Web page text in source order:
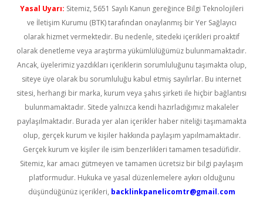
Yasal Uyarı: Sitemiz, 5651 Sayılı Kanun gereğince Bilgi Teknolojileri
ve İletişim Kurumu (BTK) tarafından onaylanmış bir Yer Sağlayıcı
olarak hizmet vermektedir. Bu nedenle, sitedeki içerikleri proaktif
olarak denetleme veya araştırma yükümlülüğümüz bulunmamaktadır.
Ancak, üyelerimiz yazdıkları içeriklerin sorumluluğunu taşımakta olup,
siteye üye olarak bu sorumluluğu kabul etmiş sayılırlar. Bu internet
sitesi, herhangi bir marka, kurum veya şahıs şirketi ile hiçbir bağlantısı
bulunmamaktadır. Sitede yalnızca kendi hazırladığımız makaleler
paylaşılmaktadır. Burada yer alan içerikler haber niteliği taşımamakta
olup, gerçek kurum ve kişiler hakkında paylaşım yapılmamaktadır.
Gerçek kurum ve kişiler ile isim benzerlikleri tamamen tesadüfidir.
Sitemiz, kar amacı gütmeyen ve tamamen ücretsiz bir bilgi paylaşım
platformudur. Hukuka ve yasal düzenlemelere aykırı olduğunu
düşündüğünüz içerikleri, backlinkpanelicomtr@gmail.com